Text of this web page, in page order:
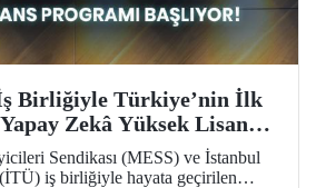
Birliğiyle Türkiye’nin İlk
Zekâ Yüksek Lisans
Sendikası (MESS) ve İstanbul
iş birliğiyle hayata geçirilen